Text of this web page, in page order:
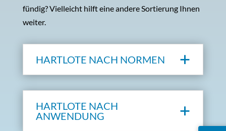
fündig? Vielleicht hilft eine andere Sortierung Ihnen
weiter.
HARTLOTE NACH NORMEN
HARTLOTE NACH
ANWENDUNG